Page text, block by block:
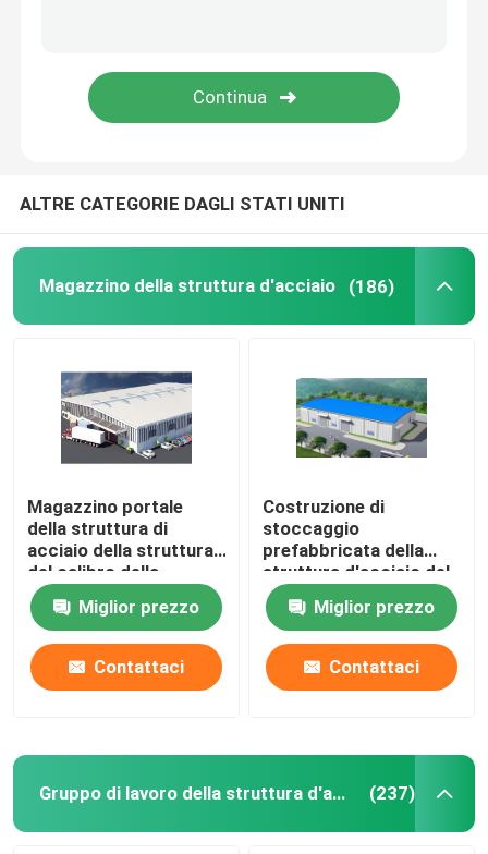
Camera pieghevole del contenitore
ALTRE CATEGORIE DAGLI STATI UNITI
Magazzino della struttura d'acciaio (186)
Magazzino portale
della struttura di
acciaio della struttura
del calibro della
costruzione leggera
della struttura
d'acciaio
Miglior prezzo
Contattaci
Costruzione di
stoccaggio
prefabbricata della
struttura d'acciaio del
magazzino Q235B
portaleMiglior prezzo
Contattaci
Gruppo di lavoro della struttura d'acciaio (237)